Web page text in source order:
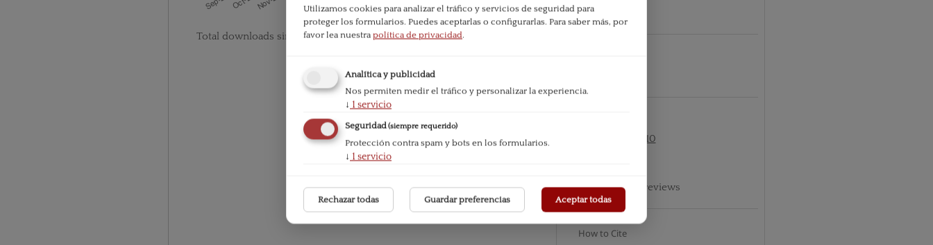
Total downloads since publication:102
Vol. VII nº2 2010
Bibliographic reviews
How to Cite
Utilizamos cookies para analizar el tráfico y servicios de seguridad para
proteger los formularios. Puedes aceptarlas o configurarlas. Para saber más, por
favor lea nuestra política de privacidad.
Analítica y publicidad
Nos permiten medir el tráfico y personalizar la experiencia.
↓ 1 servicio
Seguridad(siempre requerido)
Protección contra spam y bots en los formularios.
↓ 1 servicio
Rechazar todas Guardar preferencias Aceptar todas